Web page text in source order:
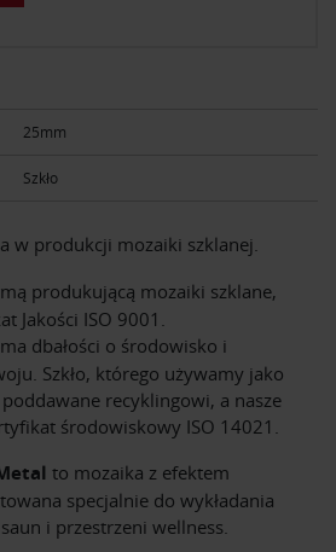
25mm
Szkło
w produkcji mozaiki szklanej.
produkującą mozaiki szklane,
Jakości ISO 9001.
dbałości o środowisko i
Szkło, którego używamy jako
recyklingowi, a nasze
środowiskowy ISO 14021.
to mozaika z efektem
specjalnie do wykładania
i przestrzeni wellness.